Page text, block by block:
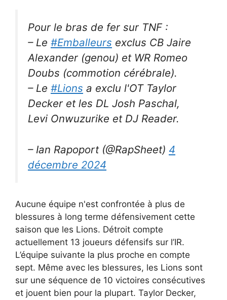
Pour le bras de fer sur TNF :
– Le #Emballeurs exclus CB Jaire
Alexander (genou) et WR Romeo
Doubs (commotion cérébrale).
– Le #Lions a exclu l'OT Taylor
Decker et les DL Josh Paschal,
Levi Onwuzurike et DJ Reader.
– Ian Rapoport (@RapSheet) 4
décembre 2024
Aucune équipe n'est confrontée à plus de
blessures à long terme défensivement cette
saison que les Lions. Détroit compte
actuellement 13 joueurs défensifs sur l’IR.
L’équipe suivante la plus proche en compte
sept. Même avec les blessures, les Lions sont
sur une séquence de 10 victoires consécutives
et jouent bien pour la plupart. Taylor Decker,